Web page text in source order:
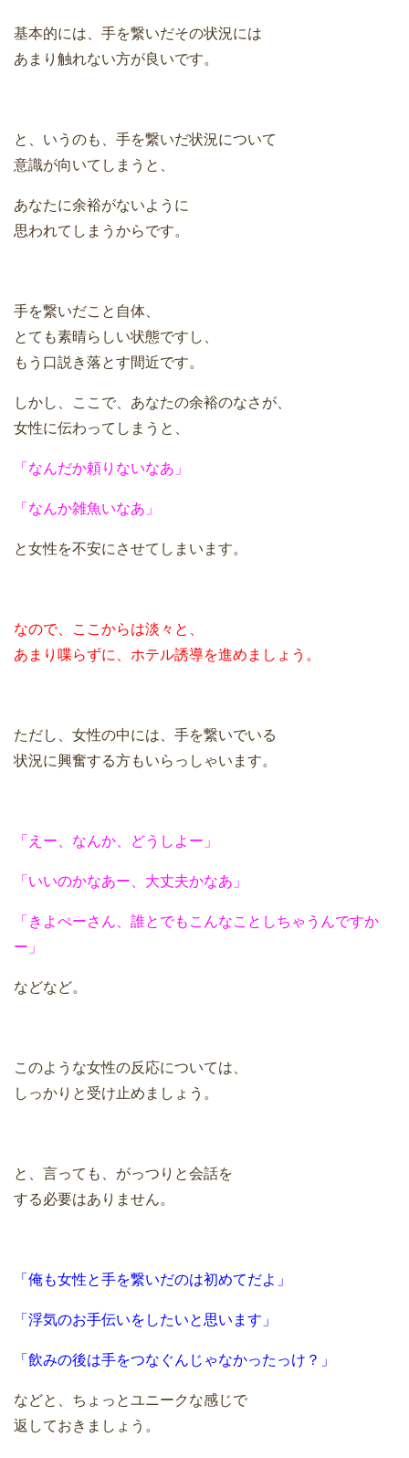
基本的には、手を繋いだその状況には
あまり触れない方が良いです。
と、いうのも、手を繋いだ状況について
意識が向いてしまうと、
あなたに余裕がないように
思われてしまうからです。
手を繋いだこと自体、
とても素晴らしい状態ですし、
もう口説き落とす間近です。
しかし、ここで、あなたの余裕のなさが、
女性に伝わってしまうと、
「なんだか頼りないなあ」
「なんか雑魚いなあ」
と女性を不安にさせてしまいます。
なので、ここからは淡々と、
あまり喋らずに、ホテル誘導を進めましょう。
ただし、女性の中には、手を繋いでいる
状況に興奮する方もいらっしゃいます。
「えー、なんか、どうしよー」
「いいのかなあー、大丈夫かなあ」
「きよぺーさん、誰とでもこんなことしちゃうんですか
ー」
などなど。
このような女性の反応については、
しっかりと受け止めましょう。
と、言っても、がっつりと会話を
する必要はありません。
「俺も女性と手を繋いだのは初めてだよ」
「浮気のお手伝いをしたいと思います」
「飲みの後は手をつなぐんじゃなかったっけ？」
などと、ちょっとユニークな感じで
返しておきましょう。